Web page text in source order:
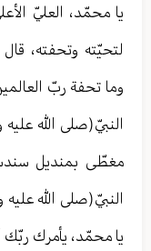
يا محمّد، العليّ
لتحيّته وتحفته،
وما تحفة ربّ
النبيّ(صلى الله
مغطّى بمنديل
النبيّ(صلى الله
يا محمّد، يأمرك ربّك